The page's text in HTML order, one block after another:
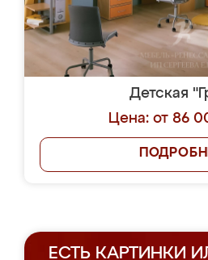
Детская
Цена: от 86
ЕСТЬ КАРТИНКИ